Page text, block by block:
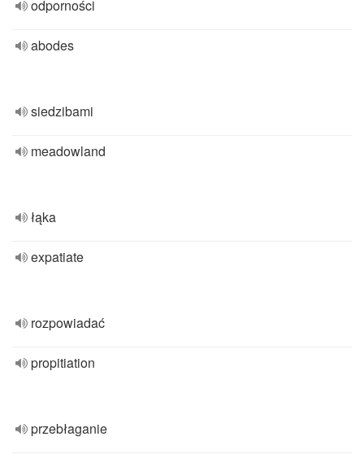
odporności
abodes
siedzibami
meadowland
łąka
expatiate
rozpowiadać
propitiation
przebłaganie